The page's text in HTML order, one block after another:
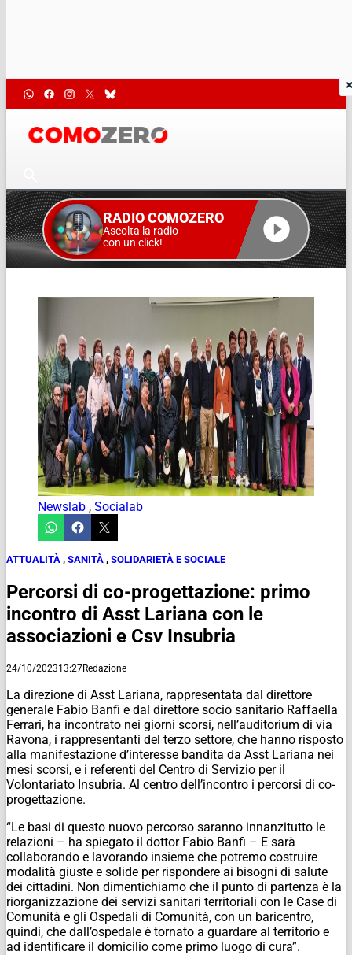
RADIO COMOZERO
Ascolta la radio
con un click!
Newslab , Socialab
ATTUALITÀ , SANITÀ , SOLIDARIETÀ E SOCIALE
Percorsi di co-progettazione: primo
incontro di Asst Lariana con le
associazioni e Csv Insubria
24/10/202313:27Redazione
La direzione di Asst Lariana, rappresentata dal direttore
generale Fabio Banfi e dal direttore socio sanitario Raffaella
Ferrari, ha incontrato nei giorni scorsi, nell’auditorium di via
Ravona, i rappresentanti del terzo settore, che hanno risposto
alla manifestazione d’interesse bandita da Asst Lariana nei
mesi scorsi, e i referenti del Centro di Servizio per il
Volontariato Insubria. Al centro dell’incontro i percorsi di co-
progettazione.
“Le basi di questo nuovo percorso saranno innanzitutto le
relazioni – ha spiegato il dottor Fabio Banfi – E sarà
collaborando e lavorando insieme che potremo costruire
modalità giuste e solide per rispondere ai bisogni di salute
dei cittadini. Non dimentichiamo che il punto di partenza è la
riorganizzazione dei servizi sanitari territoriali con le Case di
Comunità e gli Ospedali di Comunità, con un baricentro,
quindi, che dall’ospedale è tornato a guardare al territorio e
ad identificare il domicilio come primo luogo di cura”.